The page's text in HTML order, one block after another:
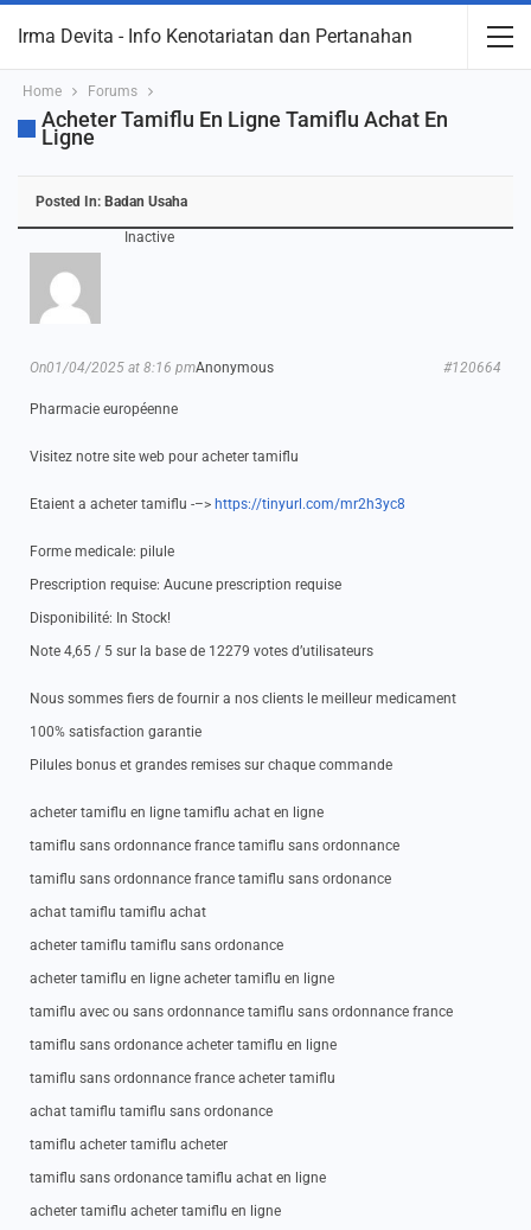
Irma Devita - Info Kenotariatan dan Pertanahan
Home Forums
Acheter Tamiflu En Ligne Tamiflu Achat En
Ligne
Posted In: Badan Usaha
Inactive
Anonymous
On01/04/2025 at 8:16 pm #120664
Pharmacie européenne
Visitez notre site web pour acheter tamiflu
Etaient a acheter tamiflu -–> https://tinyurl.com/mr2h3yc8
Forme medicale: pilule
Prescription requise: Aucune prescription requise
Disponibilité: In Stock!
Note 4,65 / 5 sur la base de 12279 votes d’utilisateurs
Nous sommes fiers de fournir a nos clients le meilleur medicament
100% satisfaction garantie
Pilules bonus et grandes remises sur chaque commande
acheter tamiflu en ligne tamiflu achat en ligne
tamiflu sans ordonnance france tamiflu sans ordonnance
tamiflu sans ordonnance france tamiflu sans ordonance
achat tamiflu tamiflu achat
acheter tamiflu tamiflu sans ordonance
acheter tamiflu en ligne acheter tamiflu en ligne
tamiflu avec ou sans ordonnance tamiflu sans ordonnance france
tamiflu sans ordonance acheter tamiflu en ligne
tamiflu sans ordonnance france acheter tamiflu
achat tamiflu tamiflu sans ordonance
tamiflu acheter tamiflu acheter
tamiflu sans ordonance tamiflu achat en ligne
acheter tamiflu acheter tamiflu en ligne